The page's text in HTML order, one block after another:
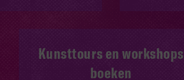
Kunsttours en workshops
boeken